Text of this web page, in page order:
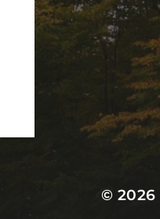
© 2026